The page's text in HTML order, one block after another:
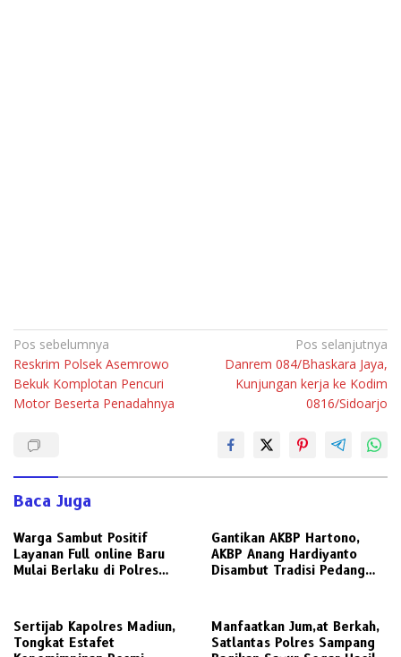
Navigasi
pos
Pos sebelumnya
Reskrim Polsek Asemrowo
Bekuk Komplotan Pencuri
Motor Beserta Penadahnya
Pos selanjutnya
Danrem 084/Bhaskara Jaya,
Kunjungan kerja ke Kodim
0816/Sidoarjo
Baca Juga
Warga Sambut Positif
Layanan Full online Baru
Mulai Berlaku di Polres
Gantikan AKBP Hartono,
AKBP Anang Hardiyanto
Disambut Tradisi Pedang
Sertijab Kapolres Madiun,
Tongkat Estafet
Manfaatkan Jum,at Berkah,
Satlantas Polres Sampang